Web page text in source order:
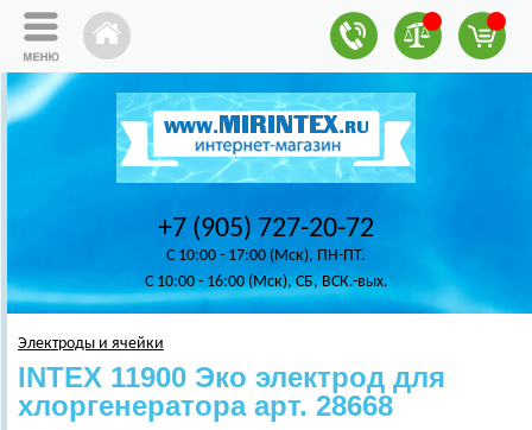
+7 (905) 727-20-72
C 10:00 - 17:00 (Мск), ПН-ПТ.
C 10:00 - 16:00 (Мск), СБ, ВСК.-вых.
Электроды и ячейки
INTEX 11900 Эко электрод для
хлоргенератора арт. 28668